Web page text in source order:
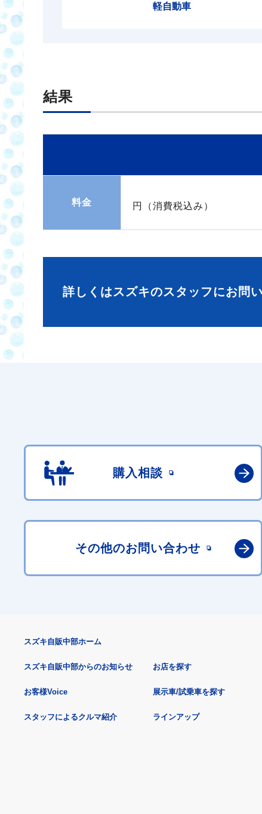
軽自動車
結果
料金 円（消費税込み）
詳しくはスズキのスタッフにお問
購入相談
その他のお問い合わせ
スズキ自販中部ホーム
スズキ自販中部からのお知らせ
お客様Voice
スタッフによるクルマ紹介
お店を探す
展示車/試乗車を探す
ラインアップ